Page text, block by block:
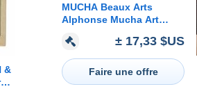
MUCHA Beaux Arts
Alphonse Mucha Art
Peinture Paint Affiche
Publicité Illustrations
JOB Champagne
± 17,33 $US
Faire une offre